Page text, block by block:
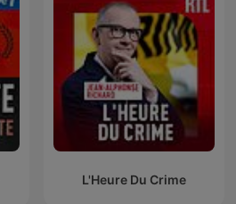
L'Heure Du Crime